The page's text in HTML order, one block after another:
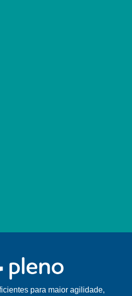
para maior agilidade,